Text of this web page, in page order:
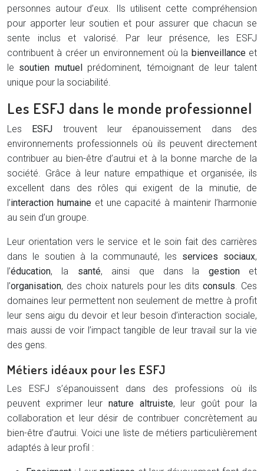
personnes autour d’eux. Ils utilisent cette compréhension
pour apporter leur soutien et pour assurer que chacun se
sente inclus et valorisé. Par leur présence, les ESFJ
contribuent à créer un environnement où la bienveillanceet
le soutien mutuelprédominent, témoignant de leur talent
unique pour la sociabilité.
Les ESFJ dans le monde professionnel
Les ESFJ trouvent leur épanouissement dans des
environnements professionnels où ils peuvent directement
contribuer au bien-être d’autrui et à la bonne marche de la
société. Grâce à leur nature empathique et organisée, ils
excellent dans des rôles qui exigent de la minutie, de
l’interaction humaineet une capacité à maintenir l’harmonie
au sein d’un groupe.
Leur orientation vers le service et le soin fait des carrières
dans le soutien à la communauté, les services sociaux,
l’éducation, la santé, ainsi que dans la gestionet
l’organisation, des choix naturels pour les ditsconsuls. Ces
domaines leur permettent non seulement de mettre à profit
leur sens aigu du devoir et leur besoin d’interaction sociale,
mais aussi de voir l’impact tangible de leur travail sur la vie
des gens.
Métiers idéaux pour les ESFJ
Les ESFJ s’épanouissent dans des professions où ils
peuvent exprimer leur nature altruiste, leur goût pour la
collaboration et leur désir de contribuer concrètement au
bien-être d’autrui. Voici une liste de métiers particulièrement
adaptés à leur profil :